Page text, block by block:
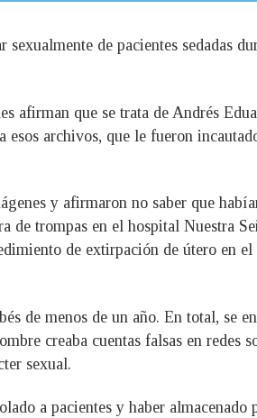
de pacientes sedadas
afirman que se trata de Andrés
archivos, que le fueron
y afirmaron no saber que
trompas en el hospital Nuestra
de extirpación de útero en
de menos de un año. En total, se
creaba cuentas falsas en redes
sexual.
a pacientes y haber